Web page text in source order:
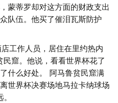
蒙蒂罗却对这方面的财政支出
队伍。他买了催泪瓦斯防护
工作人员，居住在里约热内
窟。他说，看看世界杯花了
什么好处。 阿马鲁贫民窟满
世界杯决赛场地马拉卡纳球场